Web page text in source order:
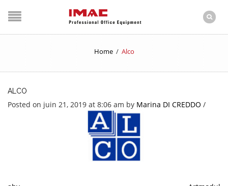
Home / Alco
ALCO
Posted on juin 21, 2019 at 8:06 am by Marina DI CREDDO /